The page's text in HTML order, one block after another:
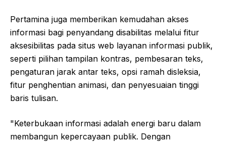
Pertamina juga memberikan kemudahan akses
informasi bagi penyandang disabilitas melalui fitur
aksesibilitas pada situs web layanan informasi publik,
seperti pilihan tampilan kontras, pembesaran teks,
pengaturan jarak antar teks, opsi ramah disleksia,
fitur penghentian animasi, dan penyesuaian tinggi
baris tulisan.
"Keterbukaan informasi adalah energi baru dalam
membangun kepercayaan publik. Dengan